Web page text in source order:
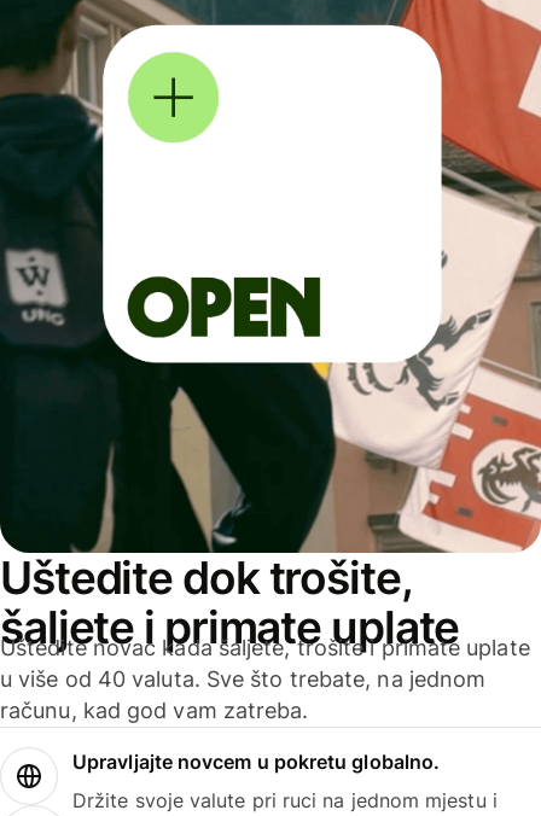
Uštedite dok trošite,
šaljete i primate uplate
Uštedite novac kada šaljete, trošite i primate uplate
u više od 40 valuta. Sve što trebate, na jednom
računu, kad god vam zatreba.
Upravljajte novcem u pokretu globalno.
Držite svoje valute pri ruci na jednom mjestu i